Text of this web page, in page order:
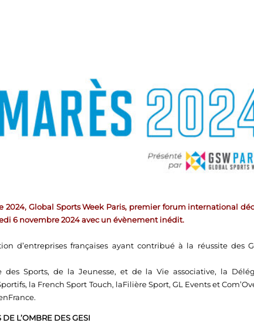
2024, Global Sports Week Paris, premier forum international
6 novembre 2024 avec un évènement inédit.
d’entreprises françaises ayant contribué à la réussite des
Sports, de la Jeunesse, et de la Vie associative, la
la French Sport Touch, laFilière Sport, GL Events et
L’OMBRE DES GESI